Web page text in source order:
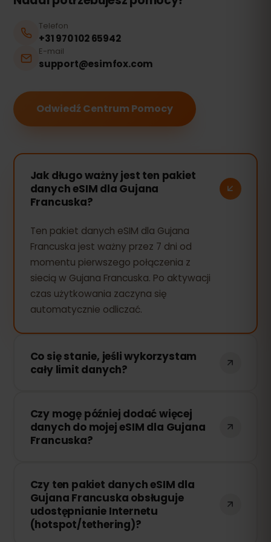
Telefon
+31 970 102 65942
E-mail
support@esimfox.com
Odwiedź Centrum Pomocy
Jak długo ważny jest ten pakiet
danych eSIM dla Gujana
Francuska?
Ten pakiet danych eSIM dla Gujana
Francuska jest ważny przez 7 dni od
momentu pierwszego połączenia z
siecią w Gujana Francuska. Po aktywacji
czas użytkowania zaczyna się
automatycznie odliczać.
Co się stanie, jeśli wykorzystam
cały limit danych?
połączenie zostanie przerwane. Możesz
łatwo doładować swoją eSIM przez
panel eSIMFOX i natychmiast wznowić
Czy mogę później dodać więcej
danych do mojej eSIM dla Gujana
Francuska?
dowolnym momencie bez konieczności
ponownej instalacji eSIM. Wystarczy
zalogować się na swoje konto i wybrać
odpowiednią ilość danych.
Czy ten pakiet danych eSIM dla
Gujana Francuska obsługuje
udostępnianie Internetu
(hotspot/tethering)?